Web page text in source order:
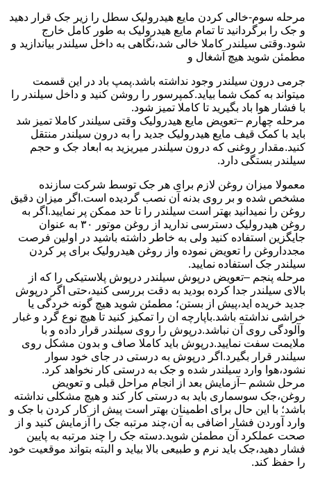
مرحله سوم-خالی کردن مایع هیدرولیک سطل را زیر جک قرار دهید
و جک را برگردانید تا تمام مایع هیدرولیک به طور کامل خارج
شود.وقتی سیلندر کاملا خالی شد،نگاهی به داخل سیلندر بیاندازید و
مطمئن شوید هیچ آشغال و
جرمی درون سیلندر وجود نداشته باشد.پمپ باد در این قسمت
میتواند به کمک شما بیاید.کمپرسور را روشن کنید و داخل سیلندر را
با فشار هوا باد بگیرید تا کاملا تمیز شود.
مرحله چهارم –تعویض مایع هیدرولیک وقتی سیلندر کاملا تمیز شد
باید با کمک قیف مایع هیدرولیک جدید را به درون سیلندر منتقل
کنید.مقدار روغنی که درون سیلندر میریزید به ابعاد جک و حجم
سیلندر بستگی دارد.
معمولا میزان روغن لازم برای هر جک توسط شرکت سازنده
مشخص شده و بر روی بدنه آن نصب گردیده است.اگر میزان دقیق
روغن را نمیدانید بهتر است سیلندر را تا حد ممکن پر نمایید.اگر به
روغن هیدرولیک دسترسی ندارید از روغن موتور ۳۰ به عنوان
جایگزین استفاده کنید ولی به خاطر داشته باشید در اولین فرصت
مجدداروغن را تعویض نموده واز روغن هیدرولیک برای پر کردن
سیلندر جک استفاده نمایید.
مرحله پنجم –تعویض درپوش سیلندر درپوش پلاستیکی را که از
بالای سیلندر جدا کرده بودید به دقت بررسی کنید،حتی اگر درپوش
جدید خریده اید،پیش از بستن؛ مطمئن شوید هیچ گونه خردگی یا
خراشی نداشته باشد.باپارچه ان را تمکیز کنید تا هیچ نوع گرد و غبار
وآلودگی روی آن نباشد.درپوش را روی سیلندر قرار داده و با
ملایمت سفت نمایید.درپوش باید کاملا صاف و بدون مشکل روی
سیلندر قرار بگیرد.اگر درپوش به درستی در جای خود سوار
نشود،هوا وارد سیلندر شده و جک به درستی کار نخواهد کرد.
مرحل ششم –آزمایش بعد از انجام مراحل قبلی و تعویض
روغن،جک سوسماری باید به درستی کار کند و هیچ مشکلی نداشته
باشد؛ با این حال برای اطمینان بهتر است پیش از کار کردن با جک و
وارد آوردن فشار اضافی به آن،چند مرتبه جک را آزمایش کنید و از
صحت عملکرد آن مطمئن شوید.دسته جک را چند مرتبه به پایین
فشار دهید،جک باید نرم و طبیعی بالا بیاید و البته بتواند موقعیت خود
را حفظ کند.